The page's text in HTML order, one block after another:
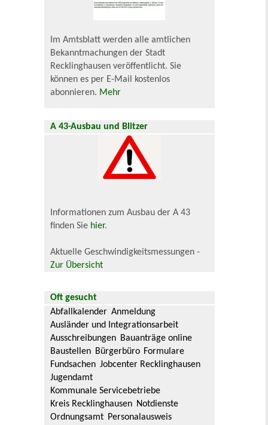
Im Amtsblatt werden alle amtlichen
Bekanntmachungen der Stadt
Recklinghausen veröffentlicht. Sie
können es per E-Mail kostenlos
abonnieren. Mehr
A 43-Ausbau und Blitzer
Informationen zum Ausbau der A 43
finden Sie hier.
Aktuelle Geschwindigkeitsmessungen -
Zur Übersicht
Oft gesucht
Abfallkalender Anmeldung
Ausländer und Integrationsarbeit
Ausschreibungen Bauanträge online
Baustellen Bürgerbüro Formulare
Fundsachen Jobcenter Recklinghausen
Jugendamt
Kommunale Servicebetriebe
Kreis Recklinghausen Notdienste
Ordnungsamt Personalausweis